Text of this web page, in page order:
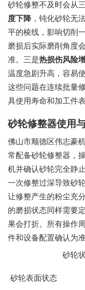
砂轮修整不及时会从
度下降 ，钝化砂轮无
平的棱线，影响切削
磨损后实际磨削角度
准。三是热损伤风险
温度急剧升高，容易
这些问题在连续批量
具使用寿命和加工件表
砂轮修整器使用
佛山市顺德区伟志豪
常配备砂轮修整器，
机并确认砂轮完全静
一次修整过深导致砂
让修整产生的粉尘充
的磨损状态同样需要
果会打折。所有操作
件和设备配置确认为准
砂轮
砂轮表面状态